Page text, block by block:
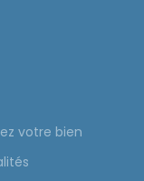
votre bien